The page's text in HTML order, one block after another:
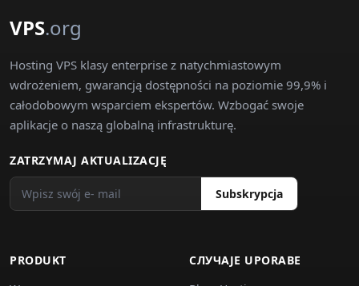
VPS.org
Hosting VPS klasy enterprise z natychmiastowym
wdrożeniem, gwarancją dostępności na poziomie 99,9% i
całodobowym wsparciem ekspertów. Wzbogać swoje
aplikacje o naszą globalną infrastrukturę.
ZATRZYMAJ AKTUALIZACJĘ
Subskrypcja
PRODUKT
СЛУЧАJE UPORABE